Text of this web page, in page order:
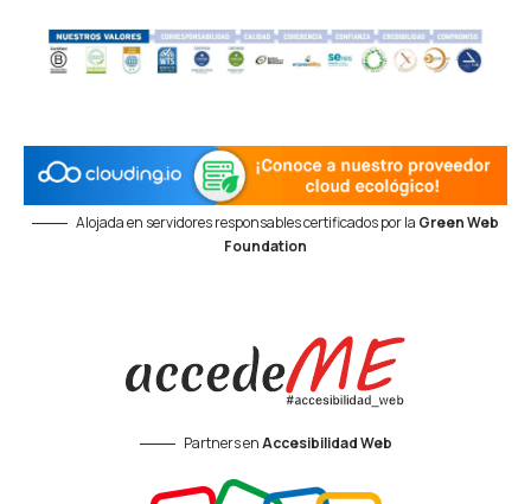
Alojada en servidores responsables certificados por la Green Web
Foundation
Partners enAccesibilidad Web